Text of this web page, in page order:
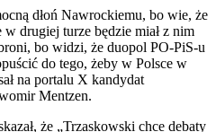
dłoń Nawrockiemu, bo wie, że
drugiej turze będzie miał z nim
bo widzi, że duopol PO-PiS-u
do tego, żeby w Polsce w
na portalu X kandydat
Mentzen.
że „Trzaskowski chce debaty